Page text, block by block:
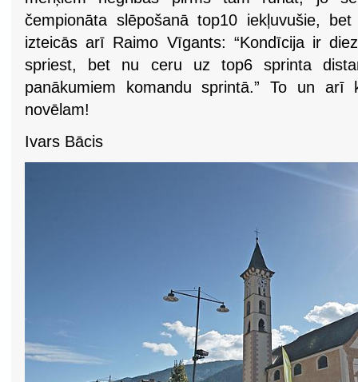
čempionāta slēpošanā top10 iekļuvušie,
izteicās arī Raimo Vīgants: “Kondīcija ir
spriest, bet nu ceru uz top6 sprinta
panākumiem komandu sprintā.” To un
novēlam!
Ivars Bācis